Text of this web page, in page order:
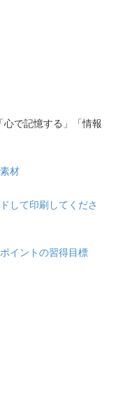
で記憶する」「情報
材
して印刷してくださ
イントの習得目標